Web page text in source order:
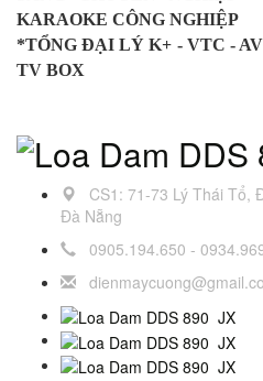
KARAOKE CÔNG NGHIỆP
*TỔNG ĐẠI LÝ K+ - VTC -
TV BOX
CS1: 71-73 Lý Thái Tổ,
Đà Nẵng
0905.194.650 -